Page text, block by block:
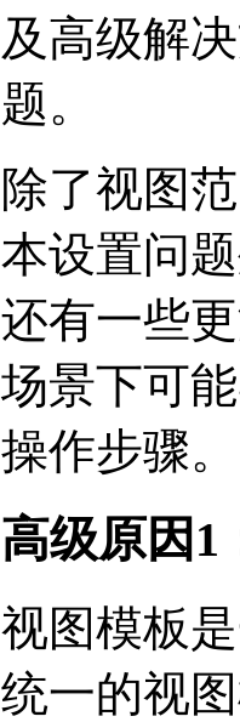
及高级解
题。
除了视图
本设置问
还有一些
场景下可
操作步骤。
高级原因1
视图模板
统一的视